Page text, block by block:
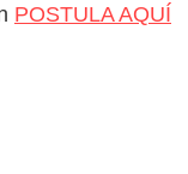
POSTULA AQUÍ